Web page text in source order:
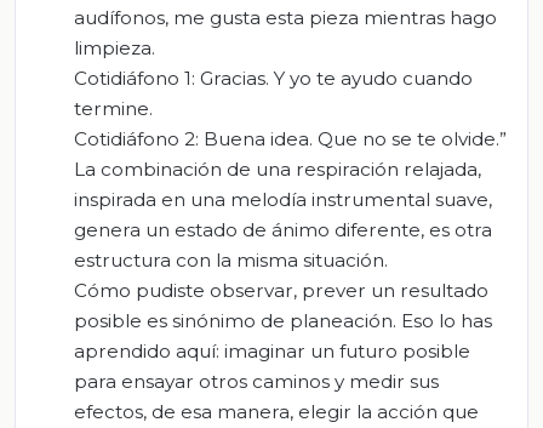
audífonos, me gusta esta pieza mientras hago
limpieza.
Cotidiáfono 1: Gracias. Y yo te ayudo cuando
termine.
Cotidiáfono 2: Buena idea. Que no se te olvide.”
La combinación de una respiración relajada,
inspirada en una melodía instrumental suave,
genera un estado de ánimo diferente, es otra
estructura con la misma situación.
Cómo pudiste observar, prever un resultado
posible es sinónimo de planeación. Eso lo has
aprendido aquí: imaginar un futuro posible
para ensayar otros caminos y medir sus
efectos, de esa manera, elegir la acción que